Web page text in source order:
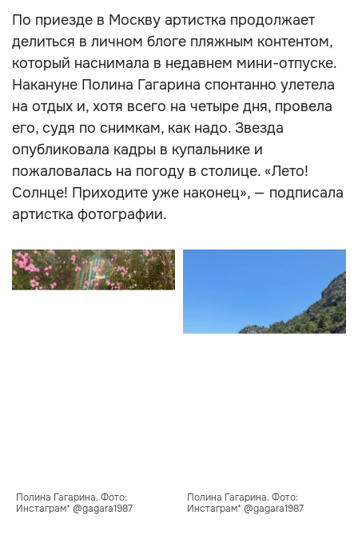
По приезде в Москву артистка продолжает
делиться в личном блоге пляжным контентом,
который наснимала в недавнем мини-отпуске.
Накануне Полина Гагарина спонтанно улетела
на отдых и, хотя всего на четыре дня, провела
его, судя по снимкам, как надо. Звезда
опубликовала кадры в купальнике и
пожаловалась на погоду в столице. «Лето!
Солнце! Приходите уже наконец», — подписала
артистка фотографии.
Полина Гагарина. Фото:
Инстаграм* @gagara1987
Полина Гагарина. Фото:
Инстаграм* @gagara1987